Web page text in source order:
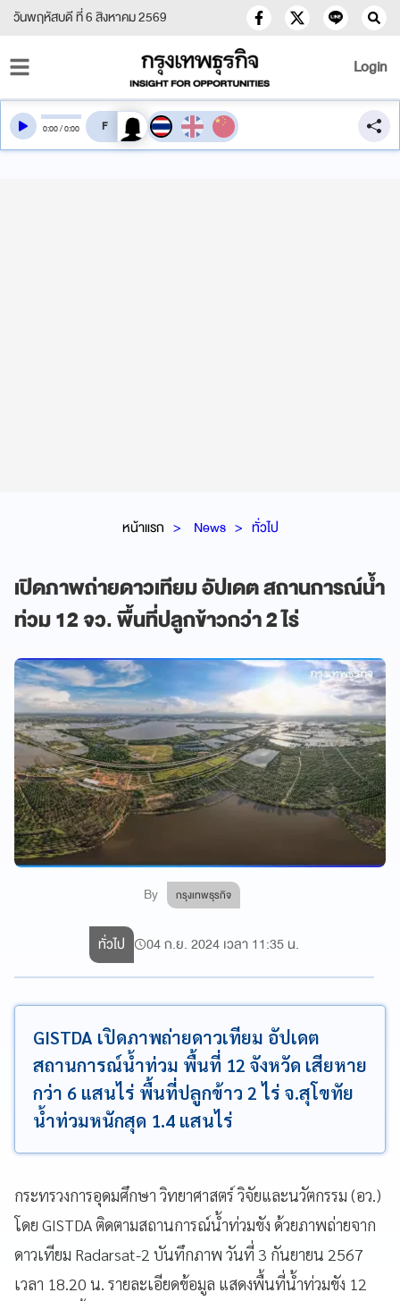
วันพฤหัสบดี ที่ 6 สิงหาคม 2569
Login
หน้าแรก News ทั่วไป
เปิดภาพถ่ายดาวเทียม อัปเดต สถานการณ์น้ำ
ท่วม 12 จว. พื้นที่ปลูกข้าวกว่า 2 ไร่
By กรุงเทพธุรกิจ
0:00/0:00 สลับเสียงอ่าน
ทั่วไป 04 ก.ย. 2024 เวลา 11:35 น.
GISTDA เปิดภาพถ่ายดาวเทียม อัปเดต
สถานการณ์น้ำท่วม พื้นที่ 12 จังหวัด เสียหาย
กว่า 6 แสนไร่ พื้นที่ปลูกข้าว 2 ไร่ จ.สุโขทัย
น้ำท่วมหนักสุด 1.4 แสนไร่
กระทรวงการอุดมศึกษา วิทยาศาสตร์ วิจัยและนวัตกรรม (อว.)
โดย GISTDA ติดตามสถานการณ์น้ำท่วมขัง ด้วยภาพถ่ายจาก
ดาวเทียม Radarsat-2 บันทึกภาพ วันที่ 3 กันยายน 2567
เวลา 18.20 น. รายละเอียดข้อมูล แสดงพื้นที่น้ำท่วมขัง 12